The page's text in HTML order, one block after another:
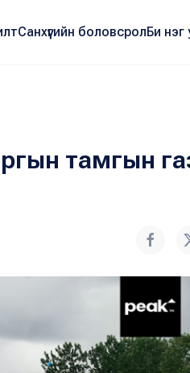
Санхүүгийн боловсролБи нэг
тамгын